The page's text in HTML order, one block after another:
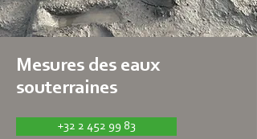
Mesures des eaux
souterraines
+32 2 452 99 83